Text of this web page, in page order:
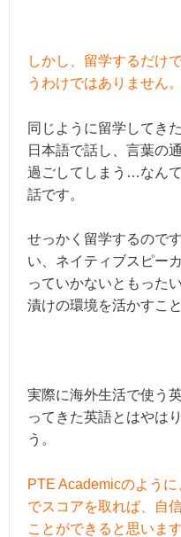
しかし、留学するだけ
うわけではありません。
同じように留学してき
日本語で話し、言葉の
過ごしてしまう…なん
話です。
せっかく留学するので
い、ネイティブスピー
っていかないともった
漬けの環境を活かすこ
実際に海外生活で使う
ってきた英語とはやは
う。
PTE Academicのよう
でスコアを取れば、自
ことができると思います